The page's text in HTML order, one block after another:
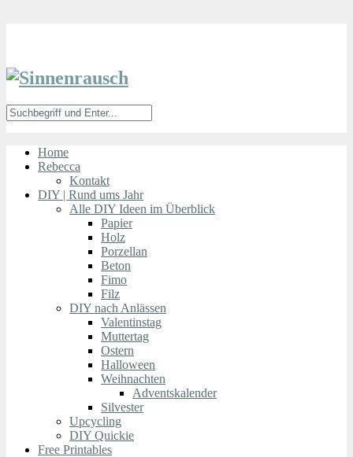
Home
Rebecca
Kontakt
DIY | Rund ums Jahr
Alle DIY Ideen im Überblick
Papier
Holz
Porzellan
Beton
Fimo
Filz
DIY nach Anlässen
Valentinstag
Muttertag
Ostern
Halloween
Weihnachten
Adventskalender
Silvester
Upcycling
DIY Quickie
Free Printables